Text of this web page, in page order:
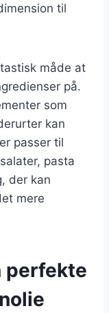
til
måde at
på.
som
kan
passer til
pasta
der kan
mere
perfekte